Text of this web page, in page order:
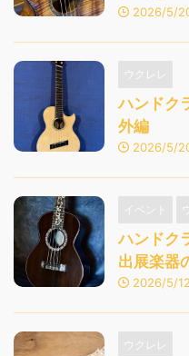
2026/5/
ウクレレ
ハンドク
外編
2026/5/
イベント
ハンド
出展楽器
2026/5/12
ウクレレ